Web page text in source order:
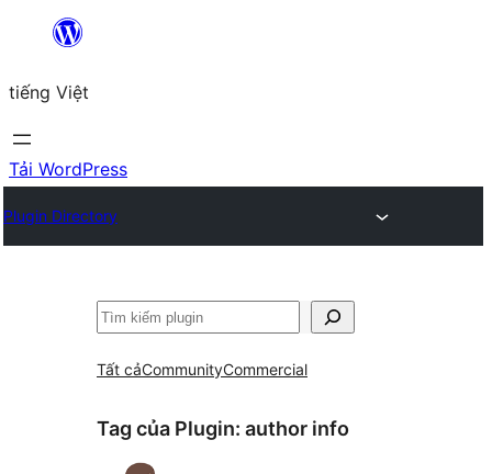
Chuyển
phần
nội
dung
tiếng Việt
Tải WordPress
Plugin Directory
Tìm
Tất cảCommunityCommercial
Tag của Plugin: author info